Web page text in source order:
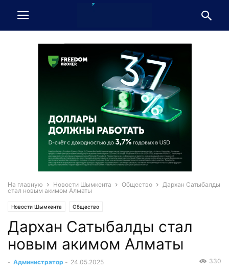
На главную Новости Шымкента Общество
Дархан Сатыбалды
стал новым акимом Алматы
Новости Шымкента Общество
Дархан Сатыбалды стал
новым акимом Алматы
- Администратор - 24.05.2025 330